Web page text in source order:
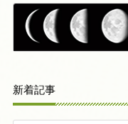
新着記事